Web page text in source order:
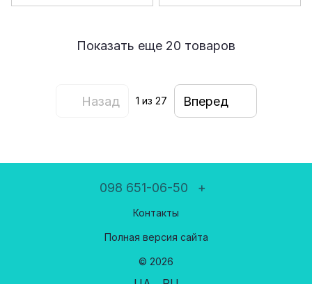
Показать еще 20 товаров
Назад 1 из 27 Вперед
098 651-06-50 +
Контакты
Полная версия сайта
© 2026